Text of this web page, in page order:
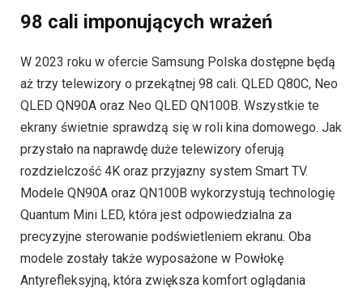
98 cali imponujących wrażeń
W 2023 roku w ofercie Samsung Polska dostępne będą
aż trzy telewizory o przekątnej 98 cali. QLED Q80C, Neo
QLED QN90A oraz Neo QLED QN100B. Wszystkie te
ekrany świetnie sprawdzą się w roli kina domowego. Jak
przystało na naprawdę duże telewizory oferują
rozdzielczość 4K oraz przyjazny system Smart TV.
Modele QN90A oraz QN100B wykorzystują technologię
Quantum Mini LED, która jest odpowiedzialna za
precyzyjne sterowanie podświetleniem ekranu. Oba
modele zostały także wyposażone w Powłokę
Antyrefleksyjną, która zwiększa komfort oglądania